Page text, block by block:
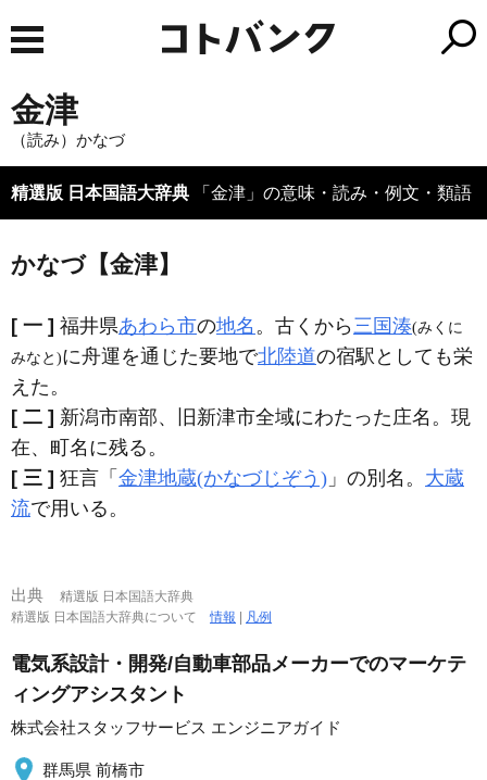
金津
（読み）かなづ
精選版 日本国語大辞典 「金津」の意味・読み・例文・類語
かなづ【金津】
[ 一 ] 福井県あわら市の地名 。古くから三国湊(みくに
みなと)に舟運を通じた要地で北陸道の宿駅としても栄
えた。
[ 二 ] 新潟市南部、旧新津市全域にわたった庄名。現
在、町名に残る。
[ 三 ] 狂言「 金津地蔵(かなづじぞう) 」の別名。 大蔵
流で用いる。
出典
精選版 日本国語大辞典
精選版 日本国語大辞典について情報 凡例
電気系設計・開発/自動車部品メーカーでのマーケテ
ィングアシスタント
株式会社スタッフサービス エンジニアガイド
群馬県 前橋市